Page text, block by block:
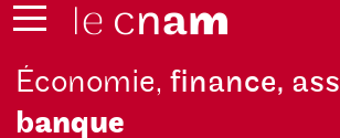
Économie,finance, ass
banque